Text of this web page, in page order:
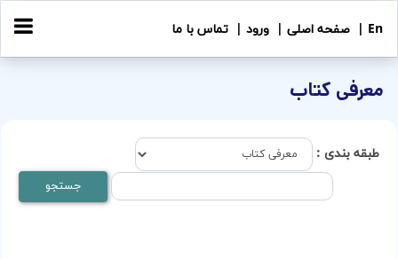
En | صفحه اصلی | ورود | تماس با ما
معرفی کتاب
طبقه بندی :